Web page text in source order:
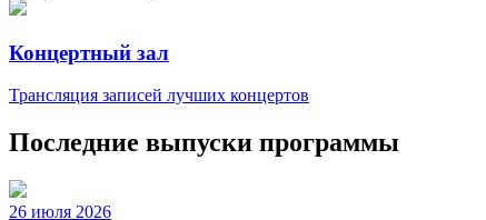
Концертный зал
Трансляция записей лучших концертов
Последние выпуски программы
26 июля 2026